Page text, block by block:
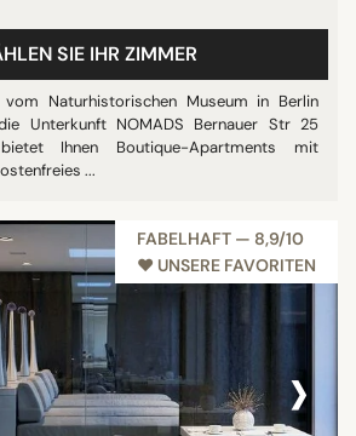
SIE IHR ZIMMER
vom Naturhistorischen Museum in Berlin
Unterkunft NOMADS Bernauer Str 25
Ihnen Boutique-Apartments mit
...
FABELHAFT — 8,9/10
♥︎ UNSERE FAVORITEN
›